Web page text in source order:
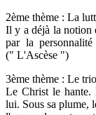
2ème thème : La
Il y a déjà la notion
par la
(" L'Ascèse ")
3ème thème : Le
Le Christ le hante.
lui. Sous sa plume,